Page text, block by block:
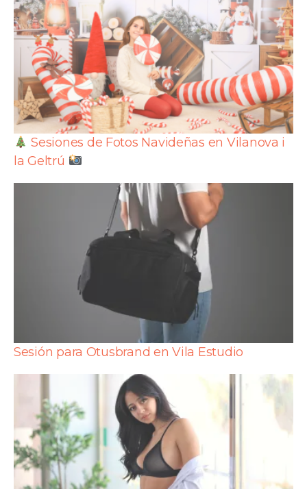
Sesiones de Fotos Navideñas en Vilanova i
la Geltrú
Sesión para Otusbrand en Vila Estudio